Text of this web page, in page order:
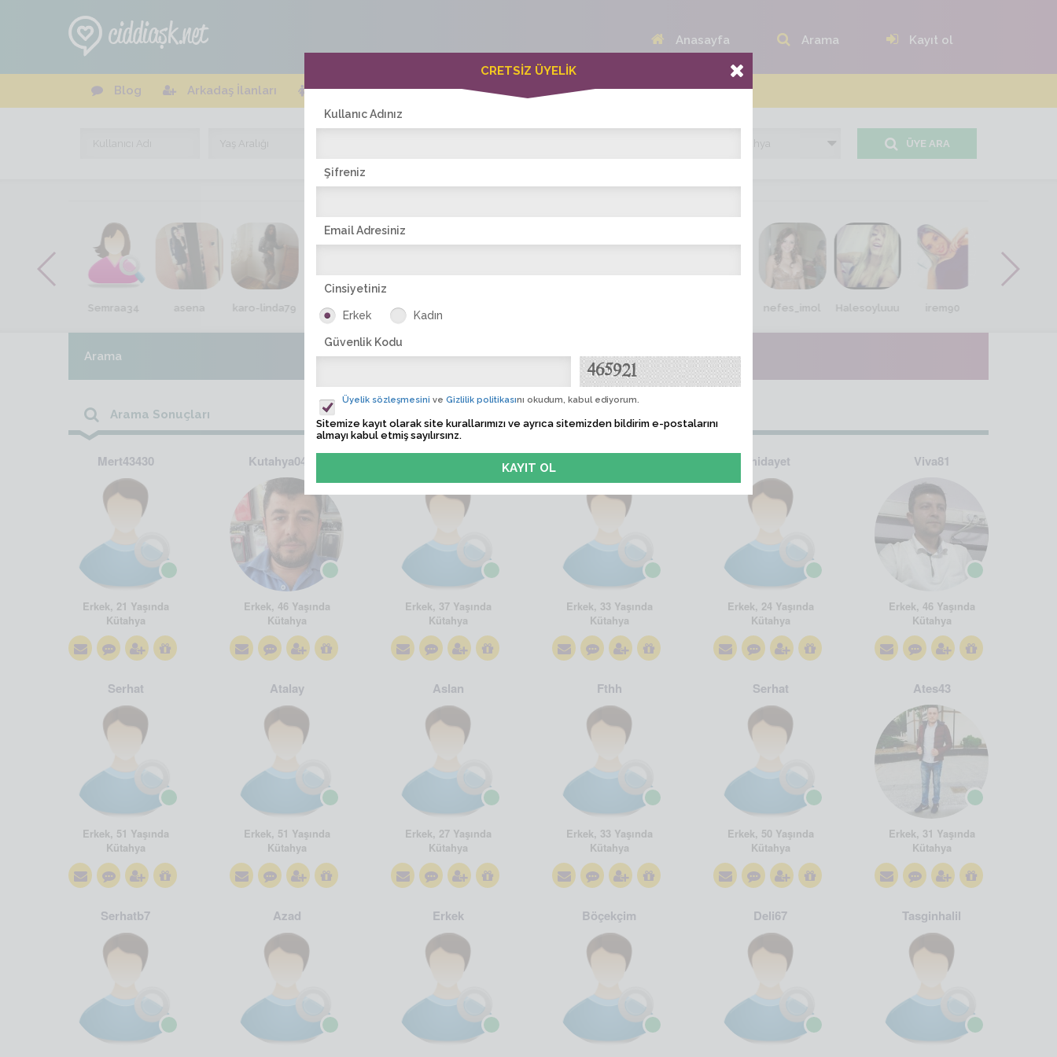
Anasayfa Arama Kayıt ol
Blog Arkadaş İlanları Online Bayanlar(189) Online Erkekler(369)
ÜYE ARA
Semraa34 asena karo-linda79 derya_san aslim83ff nefes_imol Halesoyluuu irem90
Arama
Arama Sonuçları
Mert43430
Erkek, 21 Yaşında
Kütahya
Kutahya04343
Erkek, 46 Yaşında
Kütahya
Erkek, 37 Yaşında
Kütahya
Erkek, 33 Yaşında
Kütahya
hidayet
Erkek, 24 Yaşında
Kütahya
Viva81
Erkek, 46 Yaşında
Kütahya
Serhat
Erkek, 51 Yaşında
Kütahya
Atalay
Erkek, 51 Yaşında
Kütahya
Aslan
Erkek, 27 Yaşında
Kütahya
Fthh
Erkek, 33 Yaşında
Kütahya
Serhat
Erkek, 50 Yaşında
Kütahya
Ates43
Erkek, 31 Yaşında
Kütahya
Serhatb7 Azad Erkek Böçekçim Deli67 Tasginhalil
CRETSİZ ÜYELİK
Kullanıc Adınız
Şifreniz
Email Adresiniz
Cinsiyetiniz
Erkek Kadın
Güvenlik Kodu
Üyelik sözleşmesini ve Gizlilik politikasını okudum, kabul ediyorum.
Sitemize kayıt olarak site kurallarımızı ve ayrıca sitemizden bildirim e-postalarını
almayı kabul etmiş sayılırsınz.